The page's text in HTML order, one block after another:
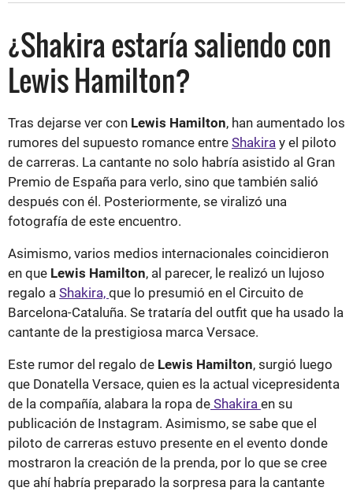
¿Shakira estaría saliendo con
Lewis Hamilton?
Tras dejarse ver con Lewis Hamilton, han aumentado los
rumores del supuesto romance entre Shakira y el piloto
de carreras. La cantante no solo habría asistido al Gran
Premio de España para verlo, sino que también salió
después con él. Posteriormente, se viralizó una
fotografía de este encuentro.
Asimismo, varios medios internacionales coincidieron
en que Lewis Hamilton, al parecer, le realizó un lujoso
regalo a Shakira, que lo presumió en el Circuito de
Barcelona-Cataluña. Se trataría del outfit que ha usado la
cantante de la prestigiosa marca Versace.
Este rumor del regalo de Lewis Hamilton, surgió luego
que Donatella Versace, quien es la actual vicepresidenta
de la compañía, alabara la ropa de Shakira en su
publicación de Instagram. Asimismo, se sabe que el
piloto de carreras estuvo presente en el evento donde
mostraron la creación de la prenda, por lo que se cree
que ahí habría preparado la sorpresa para la cantante